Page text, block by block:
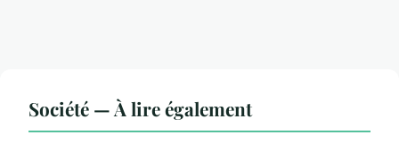
Société — À lire également